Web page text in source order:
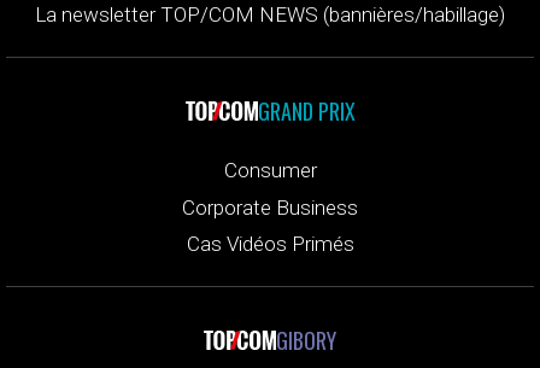
La newsletter TOP/COM NEWS (bannières/habillage)
GRAND PRIX
Consumer
Corporate Business
Cas Vidéos Primés
GIBORY